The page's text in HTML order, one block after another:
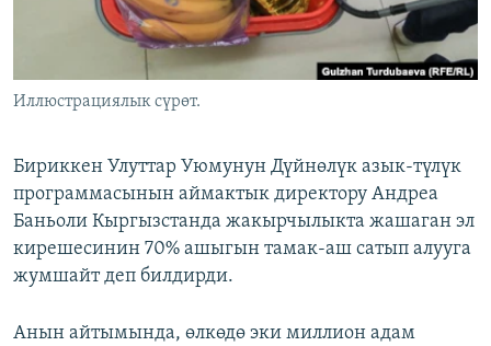
ЭЕ/АРнун бардык сайттары
Иллюстрациялык сүрөт.
Бириккен Улуттар Уюмунун Дүйнөлүк азык-түлүк
программасынын аймактык директору Андреа
Баньоли Кыргызстанда жакырчылыкта жашаган эл
кирешесинин 70% ашыгын тамак-аш сатып алууга
жумшайт деп билдирди.
Анын айтымында, өлкөдө эки миллион адам